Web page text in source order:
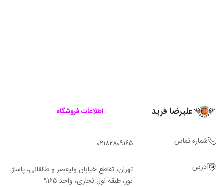
علیرضا فرید اطلاعات فروشگاه
شماره تماس 02182809165
آدرس
تهران، تقاطع خیابان ولیعصر و طالقانی، پاساژ
نور، طبقه اول تجاری، واحد 9165